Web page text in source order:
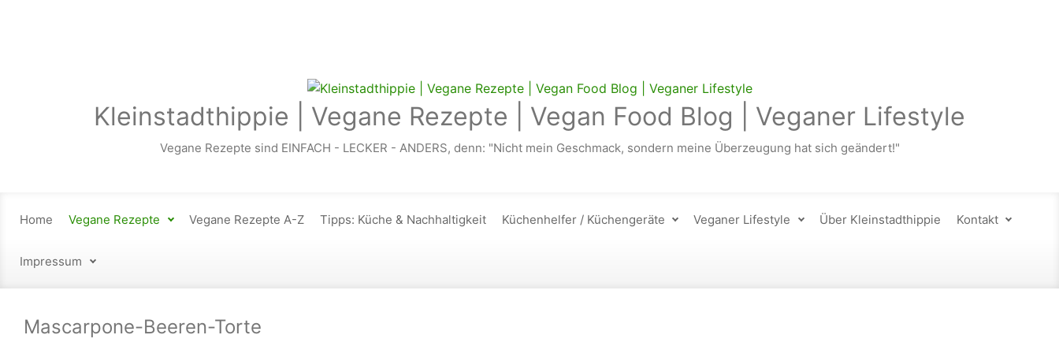
Kleinstadthippie | Vegane Rezepte | Vegan Food Blog | Veganer Lifestyle
Vegane Rezepte sind EINFACH - LECKER - ANDERS, denn: "Nicht mein Geschmack, sondern meine Überzeugung hat sich geändert!"
Home Vegane Rezepte Vegane Rezepte A-Z Tipps: Küche & Nachhaltigkeit Küchenhelfer / Küchengeräte Veganer Lifestyle Über Kleinstadthippie Kontakt
Impressum
Mascarpone-Beeren-Torte